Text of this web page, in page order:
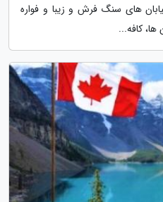
های سنگ فرش و زیبا و فواره
کافه...